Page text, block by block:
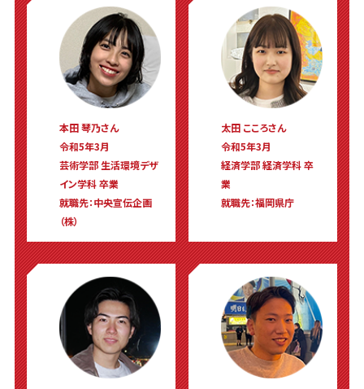
本田 琴乃さん
令和5年3月
芸術学部 生活環境デザ
イン学科 卒業
就職先：中央宣伝企画
（株）
太田 こころさん
令和5年3月
経済学部 経済学科 卒
業
就職先：福岡県庁